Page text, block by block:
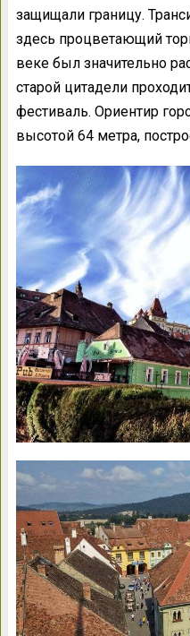
защищали границу.
здесь процветающий
веке был значительно
старой цитадели
фестиваль. Ориентир
высотой 64 метра,